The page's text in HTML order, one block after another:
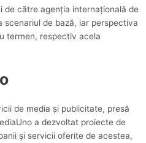
de către agenţia internaţională de
scenariul de bază, iar perspectiva
termen, respectiv acela
de media și publicitate, presă
a dezvoltat proiecte de
și servicii oferite de acestea,